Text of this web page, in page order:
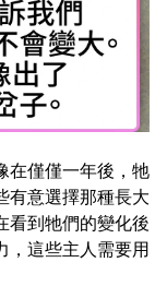
在僅僅一年後，牠
有意選擇那種長大
看到牠們的變化後
，這些主人需要用